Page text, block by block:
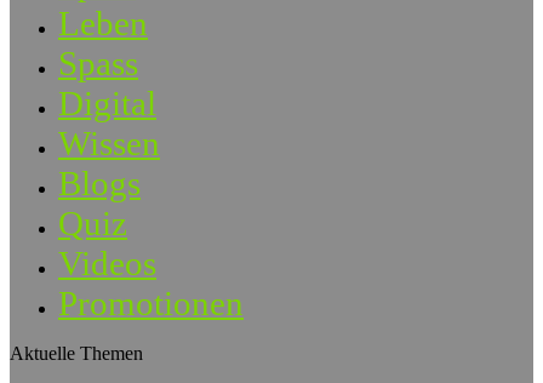
Leben
Spass
Digital
Wissen
Blogs
Quiz
Videos
Promotionen
Aktuelle Themen